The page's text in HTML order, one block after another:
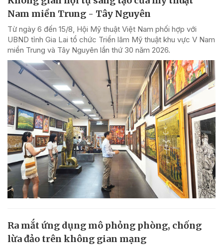
Nam miền Trung - Tây Nguyên
Từ ngày 6 đến 15/8, Hội Mỹ thuật Việt Nam phối hợp với
UBND tỉnh Gia Lai tổ chức Triển lãm Mỹ thuật khu vực V Nam
miền Trung và Tây Nguyên lần thứ 30 năm 2026.
Ra mắt ứng dụng mô phỏng phòng, chống
lừa đảo trên không gian mạng